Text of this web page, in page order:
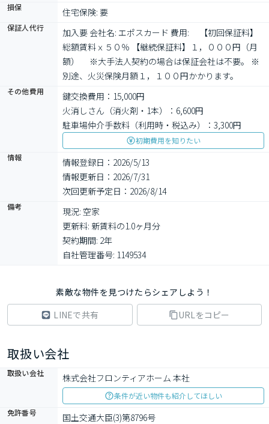
損保 住宅保険: 要
保証人代行
加入要 会社名: エポスカード 費用: 　【初回保証料】
総額賃料ｘ５０％ 【継続保証料】１，０００円（月
額）　 ※大手法人契約の場合は保証会社は不要。 ※
別途、火災保険月額１，１００円かかります。
その他費用
鍵交換費用：15,000円
火消しさん（消火剤・1本）：6,600円
駐車場仲介手数料（利用時・税込み）：3,300円
初期費用を知りたい
情報
情報登録日：2026/5/13
情報更新日：2026/7/31
次回更新予定日：2026/8/14
備考
現況: 空家
更新料: 新賃料の1.0ヶ月分
契約期間: 2年
自社管理番号: 1149534
素敵な物件を見つけたらシェアしよう！
LINEで共有
URLをコピー
取扱い会社
取扱い会社 株式会社フロンティアホーム 本社
条件が近い物件も紹介してほしい
免許番号
国土交通大臣(3)第8796号